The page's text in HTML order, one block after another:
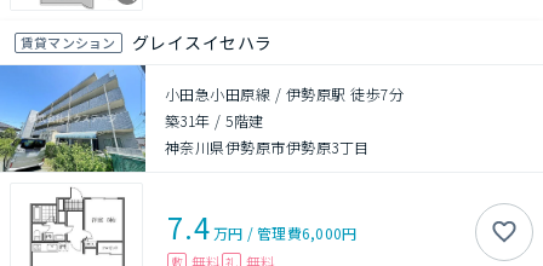
賃貸マンション グレイスイセハラ
小田急小田原線 / 伊勢原駅 徒歩7分
築31年 /5階建
神奈川県伊勢原市伊勢原3丁目
7.4万円 /管理費6,000円
敷 無料 礼 無料